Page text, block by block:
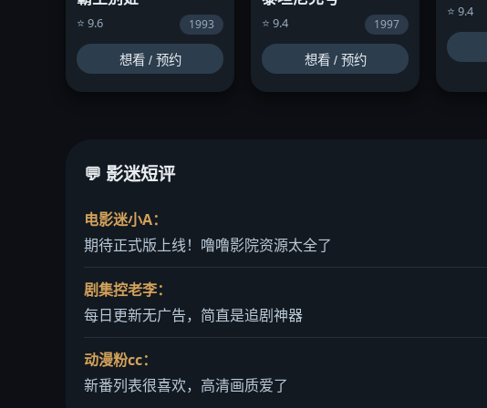
⭐ 9.6 1993
想看 / 预约
⭐ 9.4 1997
想看 / 预约
⭐ 9.4
💬 影迷短评
电影迷小A：
期待正式版上线！噜噜影院资源太全了
剧集控老李：
每日更新无广告，简直是追剧神器
动漫粉cc：
新番列表很喜欢，高清画质爱了